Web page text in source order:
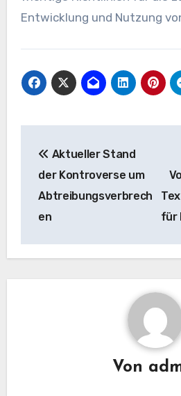
Entwicklung und Nutzung
Navigation
Aktueller Stand
der Kontroverse um
Abtreibungsverbrech
en
für
Von